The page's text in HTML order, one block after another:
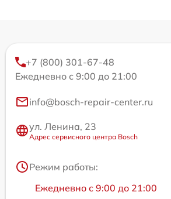
+7 (800) 301-67-48
Ежедневно с 9:00 до 21:00
info@bosch-repair-center.ru
ул. Ленина, 23
Адрес сервисного центра Bosch
Режим работы:
Ежедневно с 9:00 до 21:00